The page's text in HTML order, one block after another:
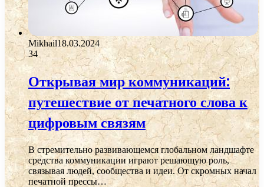
Mikhail18.03.2024
34
Открывая мир коммуникаций:
путешествие от печатного слова к
цифровым связям
В стремительно развивающемся глобальном ландшафте
средства коммуникации играют решающую роль,
связывая людей, сообщества и идеи. От скромных начал
печатной прессы…